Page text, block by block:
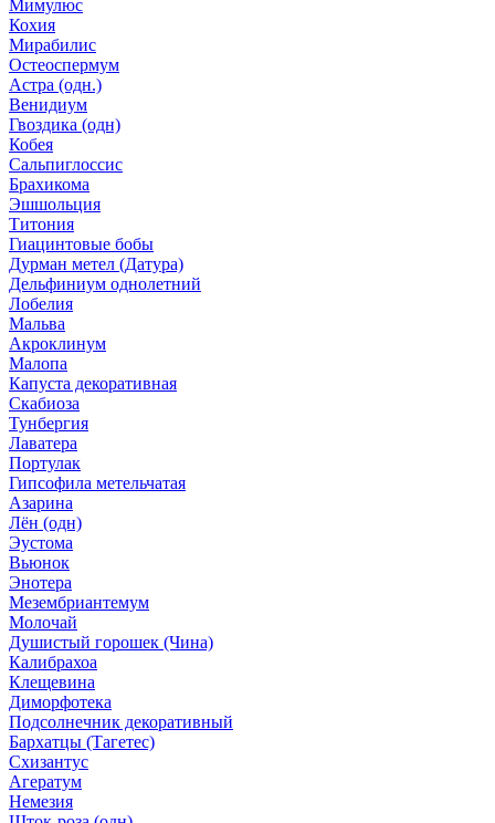
Мимулюс
Кохия
Мирабилис
Остеоспермум
Астра (одн.)
Венидиум
Гвоздика (одн)
Кобея
Сальпиглоссис
Брахикома
Эшшольция
Титония
Гиацинтовые бобы
Дурман метел (Датура)
Дельфиниум однолетний
Лобелия
Мальва
Акроклинум
Малопа
Капуста декоративная
Скабиоза
Тунбергия
Лаватера
Портулак
Гипсофила метельчатая
Азарина
Лён (одн)
Эустома
Вьюнок
Энотера
Мезембриантемум
Молочай
Душистый горошек (Чина)
Калибрахоа
Клещевина
Диморфотека
Подсолнечник декоративный
Бархатцы (Тагетес)
Схизантус
Агератум
Немезия